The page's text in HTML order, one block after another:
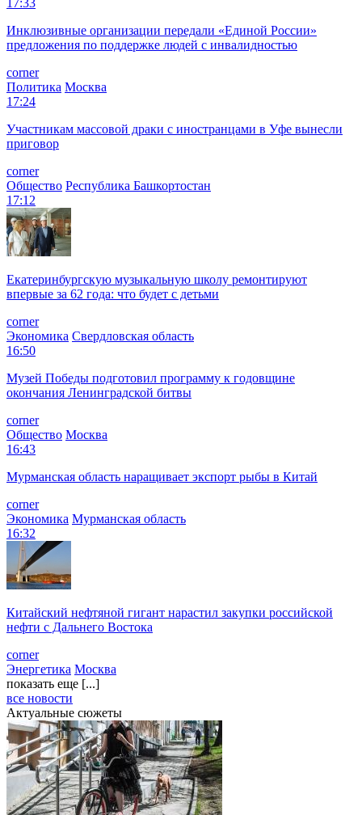
Инклюзивные организации передали «Единой России»
предложения по поддержке людей с инвалидностью
corner
Политика Москва
17:24
Участникам массовой драки с иностранцами в Уфе вынесли
приговор
corner
Общество Республика Башкортостан
17:12
Екатеринбургскую музыкальную школу ремонтируют
впервые за 62 года: что будет с детьми
corner
Экономика Свердловская область
16:50
Музей Победы подготовил программу к годовщине
окончания Ленинградской битвы
corner
Общество Москва
16:43
Мурманская область наращивает экспорт рыбы в Китай
corner
Экономика Мурманская область
16:32
Китайский нефтяной гигант нарастил закупки российской
нефти с Дальнего Востока
corner
Энергетика Москва
показать еще [...]
все новости
Актуальные сюжеты